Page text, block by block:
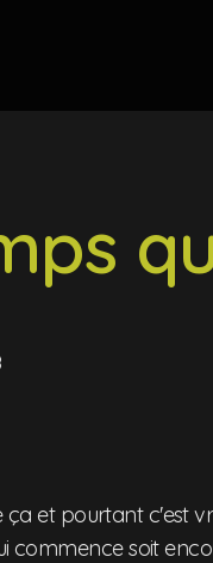
ça et pourtant c'est
commence soit